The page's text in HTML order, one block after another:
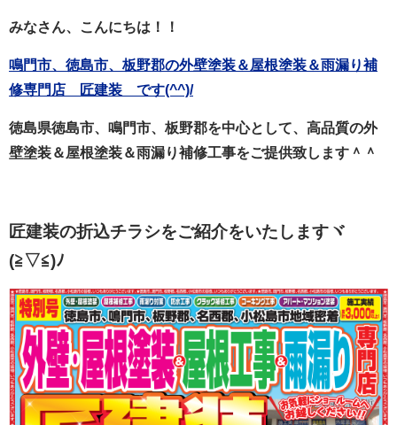
みなさん、こんにちは！！
鳴門市、徳島市、板野郡の外壁塗装＆屋根塗装＆雨漏り補
修専門店 匠建装 です(^^)/
徳島県徳島市、鳴門市、板野郡を中心として、高品質の外
壁塗装＆屋根塗装＆雨漏り補修工事をご提供致します＾＾
匠建装の折込チラシをご紹介をいたしますヾ
(≧▽≦)ﾉ